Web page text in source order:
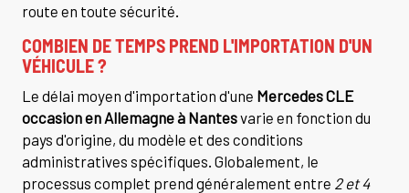
route en toute sécurité.
COMBIEN DE TEMPS PREND L'IMPORTATION D'UN
VÉHICULE ?
Le délai moyen d'importation d'une Mercedes CLE
occasion en Allemagne à Nantesvarie en fonction du
pays d'origine, du modèle et des conditions
administratives spécifiques. Globalement, le
processus complet prend généralement entre 2 et 4